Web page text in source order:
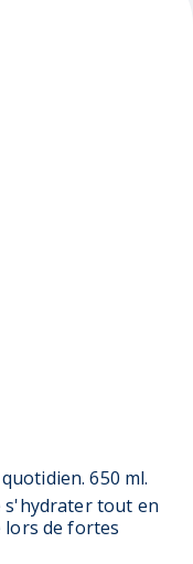
650 ml.
s'hydrater tout en
de fortes